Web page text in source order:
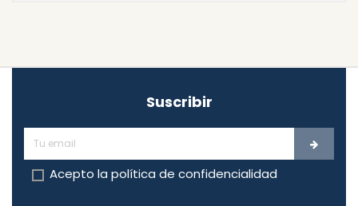
Suscribir
Acepto la política de confidencialidad